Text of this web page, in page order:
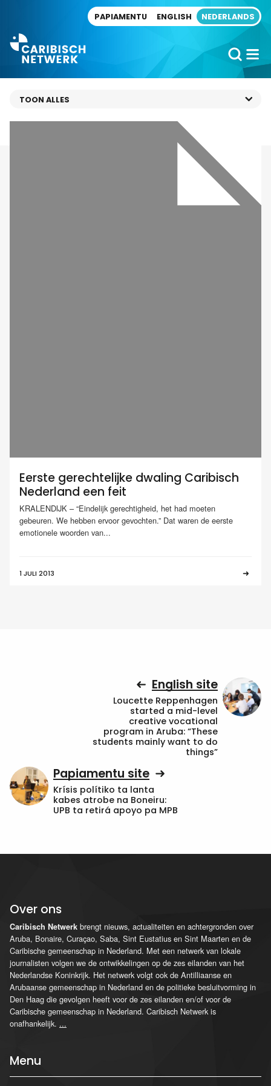
PAPIAMENTU ENGLISH NEDERLANDS
Eerste gerechtelijke dwaling Caribisch
Nederland een feit
KRALENDIJK – “Eindelijk gerechtigheid, het had moeten
gebeuren. We hebben ervoor gevochten.” Dat waren de eerste
emotionele woorden van...
1 JULI 2013
English site
Loucette Reppenhagen
started a mid-level
creative vocational
program in Aruba: “These
students mainly want to do
things”
Papiamentu site
Krísis polítiko ta lanta
kabes atrobe na Boneiru:
UPB ta retirá apoyo pa MPB
Over ons
Caribisch Netwerk brengt nieuws, actualiteiten en achtergronden over
Aruba, Bonaire, Curaçao, Saba, Sint Eustatius en Sint Maarten en de
Caribische gemeenschap in Nederland. Met een netwerk van lokale
journalisten volgen we de ontwikkelingen op de zes eilanden van het
Nederlandse Koninkrijk. Het netwerk volgt ook de Antilliaanse en
Arubaanse gemeenschap in Nederland en de politieke besluitvorming in
Den Haag die gevolgen heeft voor de zes eilanden en/of voor de
Caribische gemeenschap in Nederland. Caribisch Netwerk is
onafhankelijk. ...
Menu